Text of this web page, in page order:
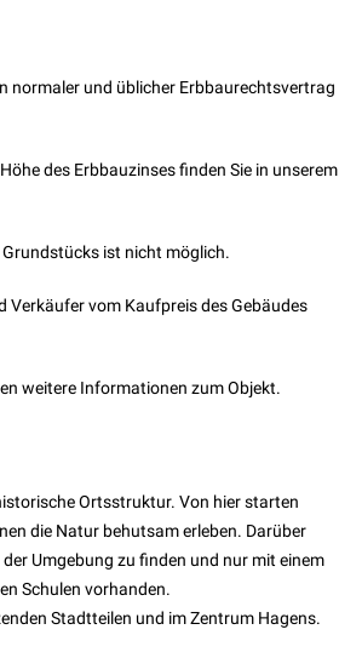
normaler und üblicher Erbbaurechtsvertrag
des Erbbauzinses finden Sie in unserem
ist nicht möglich.
Verkäufer vom Kaufpreis des Gebäudes
weitere Informationen zum Objekt.
Ortsstruktur. Von hier starten
die Natur behutsam erleben. Darüber
Umgebung zu finden und nur mit einem
Schulen vorhanden.
Stadtteilen und im Zentrum Hagens.